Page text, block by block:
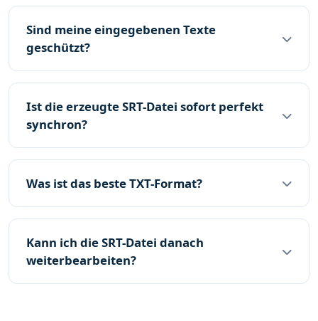
Sind meine eingegebenen Texte
geschützt?
Ist die erzeugte SRT-Datei sofort perfekt
synchron?
Was ist das beste TXT-Format?
Kann ich die SRT-Datei danach
weiterbearbeiten?